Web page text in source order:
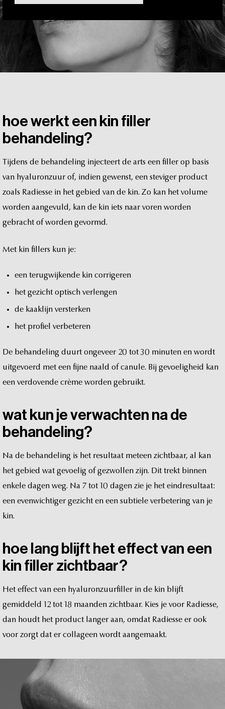
hoe werkt een kin filler
behandeling?
Tijdens de behandeling injecteert de arts een filler op basis
van hyaluronzuur of, indien gewenst, een steviger product
zoals Radiesse in het gebied van de kin. Zo kan het volume
worden aangevuld, kan de kin iets naar voren worden
gebracht of worden gevormd.
Met kin fillers kun je:
een terugwijkende kin corrigeren
het gezicht optisch verlengen
de kaaklijn versterken
het profiel verbeteren
De behandeling duurt ongeveer 20 tot 30 minuten en wordt
uitgevoerd met een fijne naald of canule. Bij gevoeligheid
kan
een verdovende crème worden gebruikt.
wat kun je verwachten na de
behandeling?
Na de behandeling is het resultaat meteen zichtbaar, al
kan
het gebied wat gevoelig of gezwollen zijn. Dit trekt binnen
enkele dagen weg. Na 7 tot 10 dagen zie je het eindresultaat:
een evenwichtiger gezicht en een subtiele verbetering van je
kin.
hoe lang blijft het effect van een
kin filler zichtbaar?
Het effect van een hyaluronzuurfiller in de kin blijft
gemiddeld 12 tot 18 maanden zichtbaar. Kies je voor Radiesse,
dan houdt het product langer aan, omdat Radiesse er ook
voor zorgt dat er collageen wordt aangemaakt.